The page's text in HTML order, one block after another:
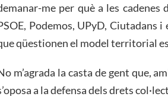
me per què a les
Podemos, UPyD, Ciutadans
qüestionen el model territorial
m’agrada la casta de gent que,
a la defensa dels drets